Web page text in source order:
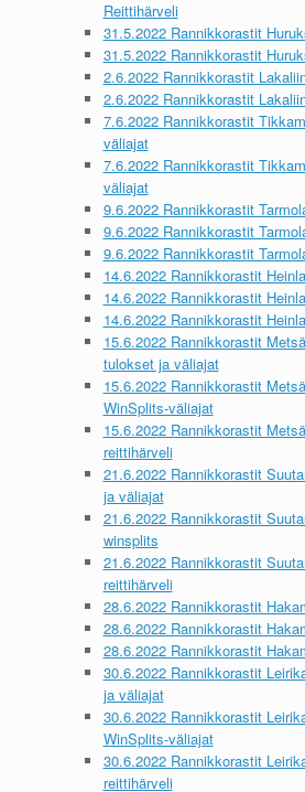
Reittihärveli
31.5.2022 Rannikkorastit
31.5.2022 Rannikkorastit
2.6.2022 Rannikkorastit
2.6.2022 Rannikkorastit
7.6.2022 Rannikkorastit
väliajat
7.6.2022 Rannikkorastit
väliajat
9.6.2022 Rannikkorastit
9.6.2022 Rannikkorastit
9.6.2022 Rannikkorastit
14.6.2022 Rannikkorastit
14.6.2022 Rannikkorastit
14.6.2022 Rannikkorastit
15.6.2022 Rannikkorastit
tulokset ja väliajat
15.6.2022 Rannikkorastit
WinSplits-väliajat
15.6.2022 Rannikkorastit
reittihärveli
21.6.2022 Rannikkorastit
ja väliajat
21.6.2022 Rannikkorastit
winsplits
21.6.2022 Rannikkorastit
reittihärveli
28.6.2022 Rannikkorastit
28.6.2022 Rannikkorastit
28.6.2022 Rannikkorastit
30.6.2022 Rannikkorastit
ja väliajat
30.6.2022 Rannikkorastit
WinSplits-väliajat
30.6.2022 Rannikkorastit
reittihärveli